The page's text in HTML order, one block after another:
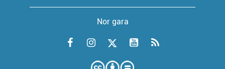
Nor gara